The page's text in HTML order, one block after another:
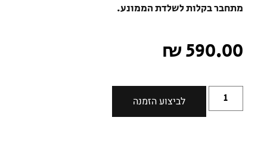
מתחבר בקלות לשלדת הממונע.
₪590.00
לביצוע הזמנה